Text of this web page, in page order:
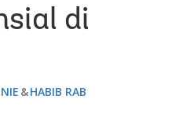
di
HABIB RAB